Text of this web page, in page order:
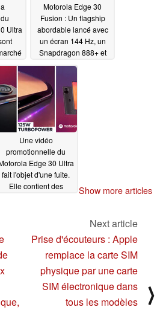
Ultra
Motorola Edge 30
Fusion : Un flagship
abordable lancé avec
un écran 144 Hz, un
Snapdragon 888+ et
une charge rapide de
Une vidéo
promotionnelle du
Edge 30 Ultra
fait l'objet d'une fuite.
Elle contient des
d'autres
phares
09/04/2022
Show more articles
Next article
Prise d'écouteurs : Apple
remplace la carte SIM
physique par une carte
SIM électronique dans
tous les modèles
⟩